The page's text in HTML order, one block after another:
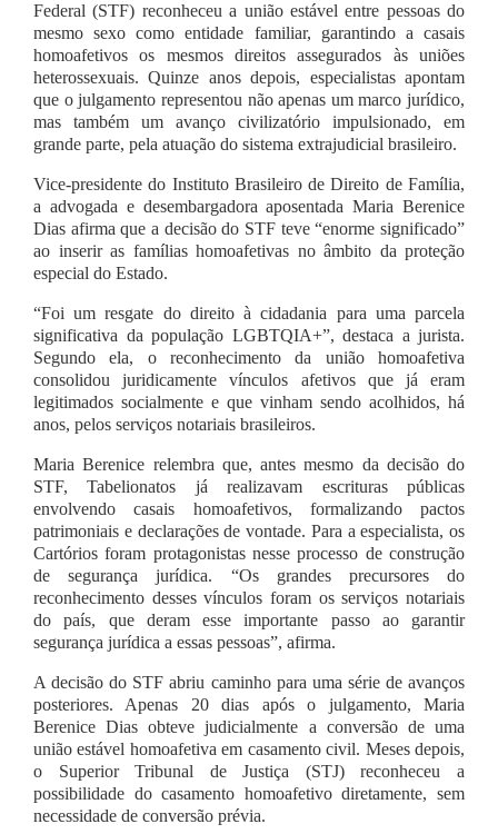
Federal (STF) reconheceu a união estável entre pessoas do
mesmo sexo como entidade familiar, garantindo a casais
homoafetivos os mesmos direitos assegurados às uniões
heterossexuais. Quinze anos depois, especialistas apontam
que o julgamento representou não apenas um marco jurídico,
mas também um avanço civilizatório impulsionado, em
grande parte, pela atuação do sistema extrajudicial brasileiro.
Vice-presidente do Instituto Brasileiro de Direito de Família,
a advogada e desembargadora aposentada Maria Berenice
Dias afirma que a decisão do STF teve “enorme significado”
ao inserir as famílias homoafetivas no âmbito da proteção
especial do Estado.
“Foi um resgate do direito à cidadania para uma parcela
significativa da população LGBTQIA+”, destaca a jurista.
Segundo ela, o reconhecimento da união homoafetiva
consolidou juridicamente vínculos afetivos que já eram
legitimados socialmente e que vinham sendo acolhidos, há
anos, pelos serviços notariais brasileiros.
Maria Berenice relembra que, antes mesmo da decisão do
STF, Tabelionatos já realizavam escrituras públicas
envolvendo casais homoafetivos, formalizando pactos
patrimoniais e declarações de vontade. Para a especialista, os
Cartórios foram protagonistas nesse processo de construção
de segurança jurídica. “Os grandes precursores do
reconhecimento desses vínculos foram os serviços notariais
do país, que deram esse importante passo ao garantir
segurança jurídica a essas pessoas”, afirma.
A decisão do STF abriu caminho para uma série de avanços
posteriores. Apenas 20 dias após o julgamento, Maria
Berenice Dias obteve judicialmente a conversão de uma
união estável homoafetiva em casamento civil. Meses depois,
o Superior Tribunal de Justiça (STJ) reconheceu a
possibilidade do casamento homoafetivo diretamente, sem
necessidade de conversão prévia.